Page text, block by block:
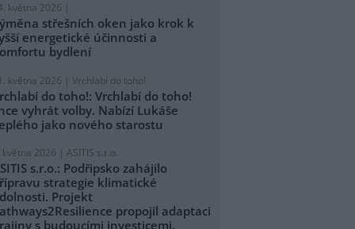
května 2026 |
střešních oken jako krok k
energetické účinnosti a
bydlení
května 2026 | Vrchlabí do toho!
do toho!: Vrchlabí do toho!
vyhrát volby. Nabízí Lukáše
jako nového starostu
května 2026 | ASITIS s.r.o.
s.r.o.: Podřipsko zahájilo
strategie klimatické
Projekt
propojil adaptaci
s budoucími investicemi.